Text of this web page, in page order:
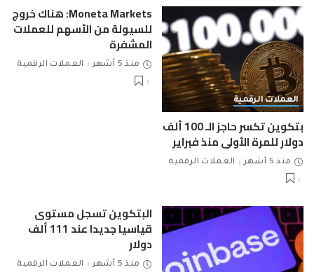
العملات الرقمية
بتكوين تكسر حاجز الـ 100 ألف
دولار للمرة الأولى منذ فبراير
منذ 5 أشهر العملات الرقمية
Moneta Markets: هناك خروج
للسيولة من الأسهم للعملات
المشفرة
منذ 5 أشهر العملات الرقمية
البتكوين تسجل مستوى
قياسيا جديدا عند 111 ألف
دولار
منذ 5 أشهر العملات الرقمية